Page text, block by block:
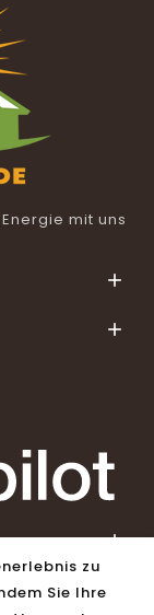
mit uns



zu
Sie Ihre